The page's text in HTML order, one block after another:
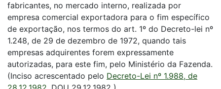
fabricantes, no mercado interno, realizada por
empresa comercial exportadora para o fim específico
de exportação, nos termos do art. 1º do Decreto-lei nº
1.248, de 29 de dezembro de 1972, quando tais
empresas adquirentes forem expressamente
autorizadas, para este fim, pelo Ministério da Fazenda.
(Inciso acrescentado pelo Decreto-Lei nº 1.988, de